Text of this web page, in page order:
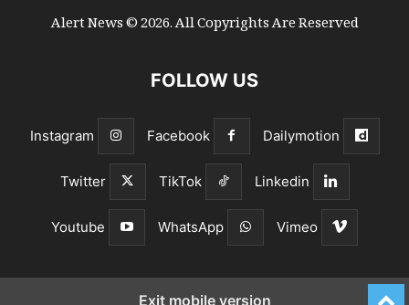
Alert News © 2026. All Copyrights Are Reserved
FOLLOW US
Dailymotion
Facebook
Instagram
Linkedin
TikTok
Twitter
Vimeo
WhatsApp
Youtube
Exit mobile version